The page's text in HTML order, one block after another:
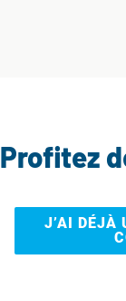
Profitez
J’AI DÉJÀ